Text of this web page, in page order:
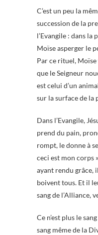
C’est un peu la
succession de la
l’Evangile : dans
Moïse asperger le
Par ce rituel,
que le Seigneur
est celui d’un
sur la surface de la
Dans l’Evangile,
prend du pain,
rompt, le donne à
ceci est mon corps
ayant rendu grâce,
boivent tous. Et il
sang de l’Alliance,
Ce n’est plus le
sang même de la